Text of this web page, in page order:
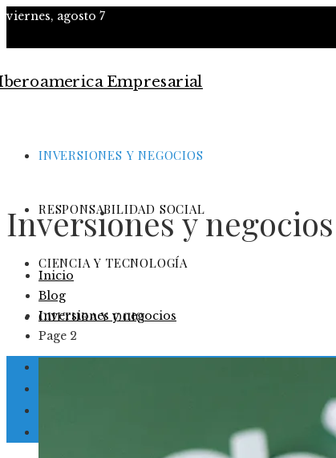
viernes, agosto 7
INVERSIONES Y NEGOCIOS
RESPONSABILIDAD SOCIAL
CIENCIA Y TECNOLOGÍA
CULTURA Y OCIO
Inversiones y negocios
Inicio
Blog
Inversiones y negocios
Page 2